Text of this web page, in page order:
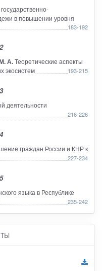
в повышении уровня
183-192
А.Теоретические аспекты
экосистем
193-215
деятельности
216-226
граждан России и КНР к
227-234
языка в Республике
235-242